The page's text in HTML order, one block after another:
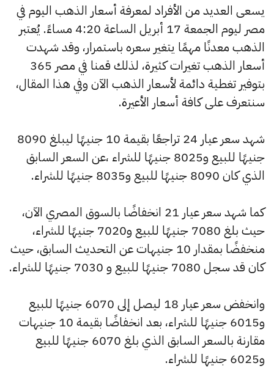
يسعى العديد من الأفراد لمعرفة أسعار الذهب اليوم في
مصر ليوم الجمعة 17 أبريل الساعة 4:20 مساءً. يُعتبر
الذهب معدنًا مهمًا يتغير سعره باستمرار، وقد شهدت
أسعار الذهب تغيرات كثيرة، لذلك قمنا في مصر 365
بتوفير تغطية دائمة لأسعار الذهب الآن وفي هذا المقال،
سنتعرف على كافة أسعار الأعيرة.
شهد سعر عيار 24 تراجعًا بقيمة 10 جنيهًا ليبلغ 8090
جنيهًا للبيع و8025 جنيهًا للشراء ،عن السعر السابق
الذي كان 8090 جنيهًا للبيع و8035 جنيهًا للشراء.
كما شهد سعر عيار 21 انخفاضًا بالسوق المصري الآن،
حيث بلغ 7080 جنيهًا للبيع و7020 جنيهًا للشراء،
منخفضًا بمقدار 10 جنيهات عن التحديث السابق، حيث
كان قد سجل 7080 جنيهًا للبيع و 7030 جنيهًا للشراء.
وانخفض سعر عيار 18 ليصل إلى 6070 جنيهًا للبيع
و6015 جنيهًا للشراء، بعد انخفاضًا بقيمة 10 جنيهات
مقارنة بالسعر السابق الذي بلغ 6070 جنيهًا للبيع
و6025 جنيهًا للشراء.